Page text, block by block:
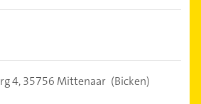
4,35756 Mittenaar (Bicken)